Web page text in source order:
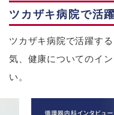
ツカザキ病院で活
ツカザキ病院で活躍す
気、健康についてのイ
い。